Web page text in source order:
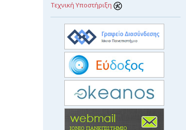
Τεχνική Υποστήριξη